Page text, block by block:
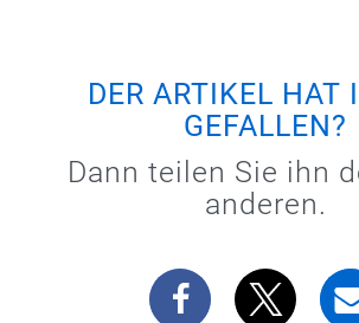
DER ARTIKEL HAT
GEFALLEN?
Dann teilen Sie ihn
anderen.